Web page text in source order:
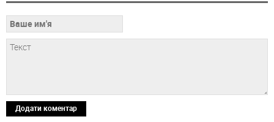
Додати коментар